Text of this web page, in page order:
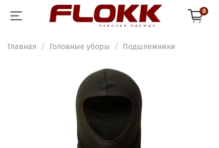
0
Главная Головные уборы Подшлемники